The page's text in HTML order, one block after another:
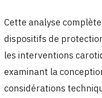
Cette analyse
dispositifs de
les interventions
examinant la
considérations